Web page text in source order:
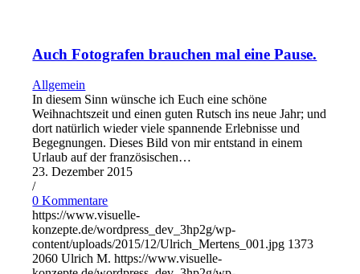
Auch Fotografen brauchen mal eine Pause.
Allgemein
In diesem Sinn wünsche ich Euch eine schöne
Weihnachtszeit und einen guten Rutsch ins neue Jahr; und
dort natürlich wieder viele spannende Erlebnisse und
Begegnungen. Dieses Bild von mir entstand in einem
Urlaub auf der französischen…
23. Dezember 2015
/
0 Kommentare
https://www.visuelle-
konzepte.de/wordpress_dev_3hp2g/wp-
content/uploads/2015/12/Ulrich_Mertens_001.jpg 1373
2060 Ulrich M. https://www.visuelle-